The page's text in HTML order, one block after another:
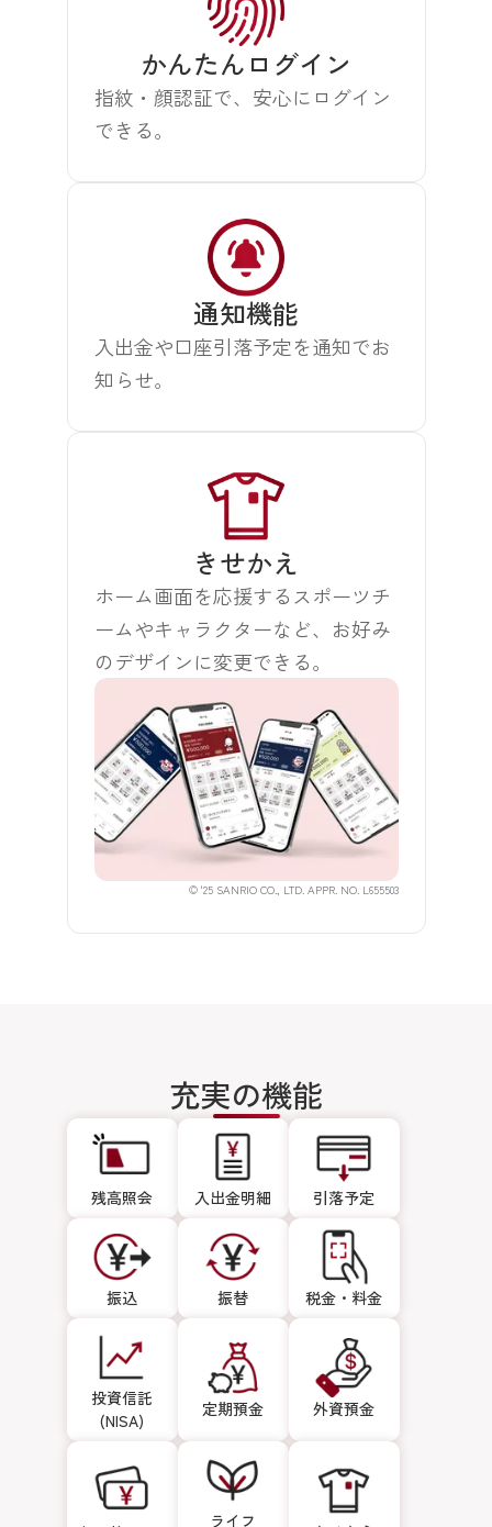
かんたんログイン
指紋・顔認証で、安心にログイン
できる。
通知機能
入出金や口座引落予定を通知でお
知らせ。
きせかえ
ホーム画面を応援するスポーツチ
ームやキャラクターなど、お好み
のデザインに変更できる。
© '25 SANRIO CO., LTD. APPR. NO. L655503
充実の機能
残高照会 入出金明細 引落予定
振込 振替 税金・料金
投資信託
(NISA)
定期預金 外資預金
ライフ